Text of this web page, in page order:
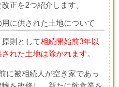
正を2つ紹介します。
に供された土地について
則として相続開始前3年以
れた土地は除かれます。
に被相続人が空き家であっ